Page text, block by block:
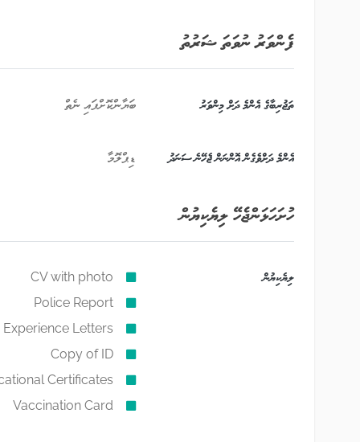
ފެންވަރު ނުވަތަ ޝަރުތު
ތަޖުރިބާގެ އެންމެ ދަށް މިންވަރު ބަޔާންކޮށްފައި ނެތް
އެންމެ ދަށްވެގެން އޮންނަން ޖެހޭނެ ސަނަދު ޑިޕްލޮމާ
ހުށަހަޅަންޖެހޭ ލިޔެކިޔުން
ލިޔެކިޔުން
CV with photo
Police Report
Experience Letters
Copy of ID
Certificates
Vaccination Card